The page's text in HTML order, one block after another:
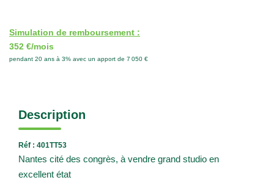
Simulation de remboursement :
352 €/mois
pendant 20 ans à 3% avec un apport de 7 050 €
Description
Réf : 401TT53
Nantes cité des congrès, à vendre grand studio en
excellent état